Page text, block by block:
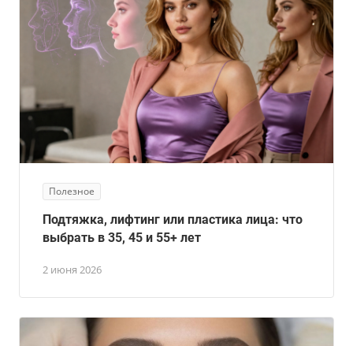
Полезное
2 июня 2026
Подтяжка, лифтинг или пластика лица: что
выбрать в 35, 45 и 55+ лет